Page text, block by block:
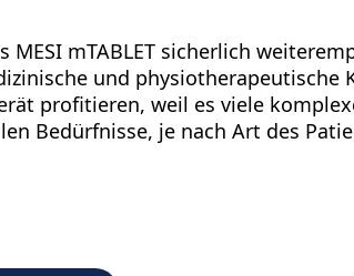
MESI mTABLET sicherlich
und physiotherapeutische
profitieren, weil es viele
Bedürfnisse, je nach Art des